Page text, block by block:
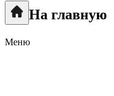
На главную
Меню